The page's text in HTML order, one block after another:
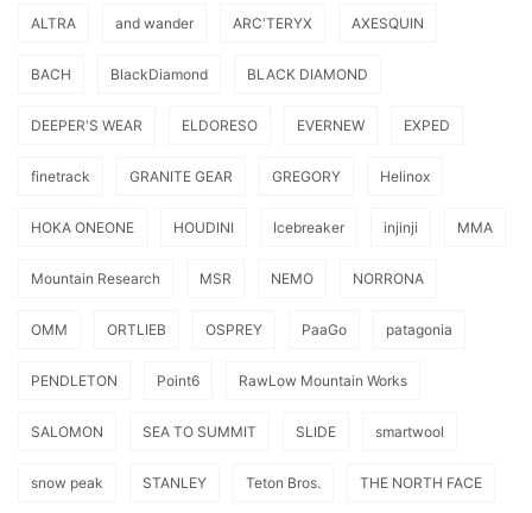
ALTRA and wander ARC'TERYX AXESQUIN
BACH BlackDiamond BLACK DIAMOND
DEEPER'S WEAR ELDORESO EVERNEW EXPED
finetrack GRANITE GEAR GREGORY Helinox
HOKA ONEONE HOUDINI Icebreaker injinji MMA
Mountain Research MSR NEMO NORRONA
OMM ORTLIEB OSPREY PaaGo patagonia
PENDLETON Point6 RawLow Mountain Works
SALOMON SEA TO SUMMIT SLIDE smartwool
snow peak STANLEY Teton Bros. THE NORTH FACE